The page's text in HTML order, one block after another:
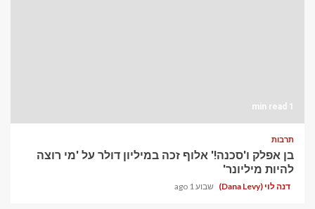
1 min read
תרבות
בן אפלק ו'סכנה!' אלוף זכה במיליון דולר על 'מי רוצה
להיות מיליונר'
דנה לוי (Dana Levy) שבוע 1 ago